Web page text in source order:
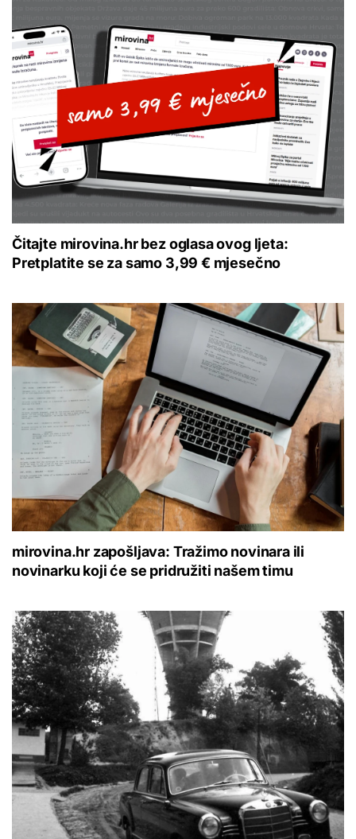
Čitajte mirovina.hr bez oglasa ovog ljeta:
Pretplatite se za samo 3,99 € mjesečno
mirovina.hr zapošljava: Tražimo novinara ili
novinarku koji će se pridružiti našem timu